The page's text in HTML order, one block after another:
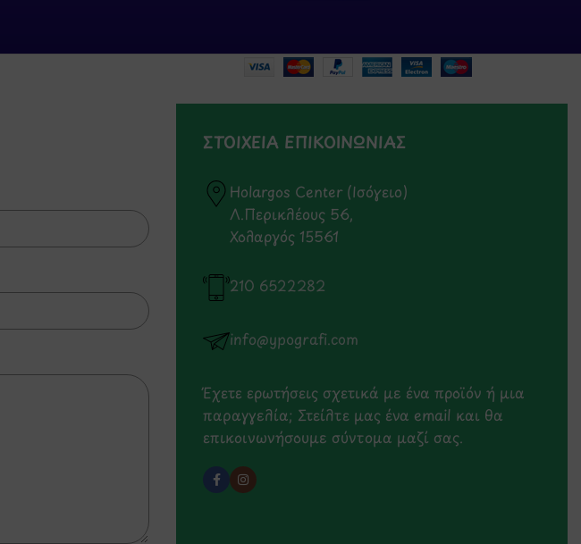
ΣΤΟΙΧΕΙΑ ΕΠΙΚΟΙΝΩΝΙΑΣ
Holargos Center (Ισόγειο)
Λ.Περικλέους 56,
Χολαργός 15561
210 6522282
info@ypografi.com
Έχετε ερωτήσεις σχετικά με ένα προϊόν ή μια
παραγγελία; Στείλτε μας ένα email και θα
επικοινωνήσουμε σύντομα μαζί σας.